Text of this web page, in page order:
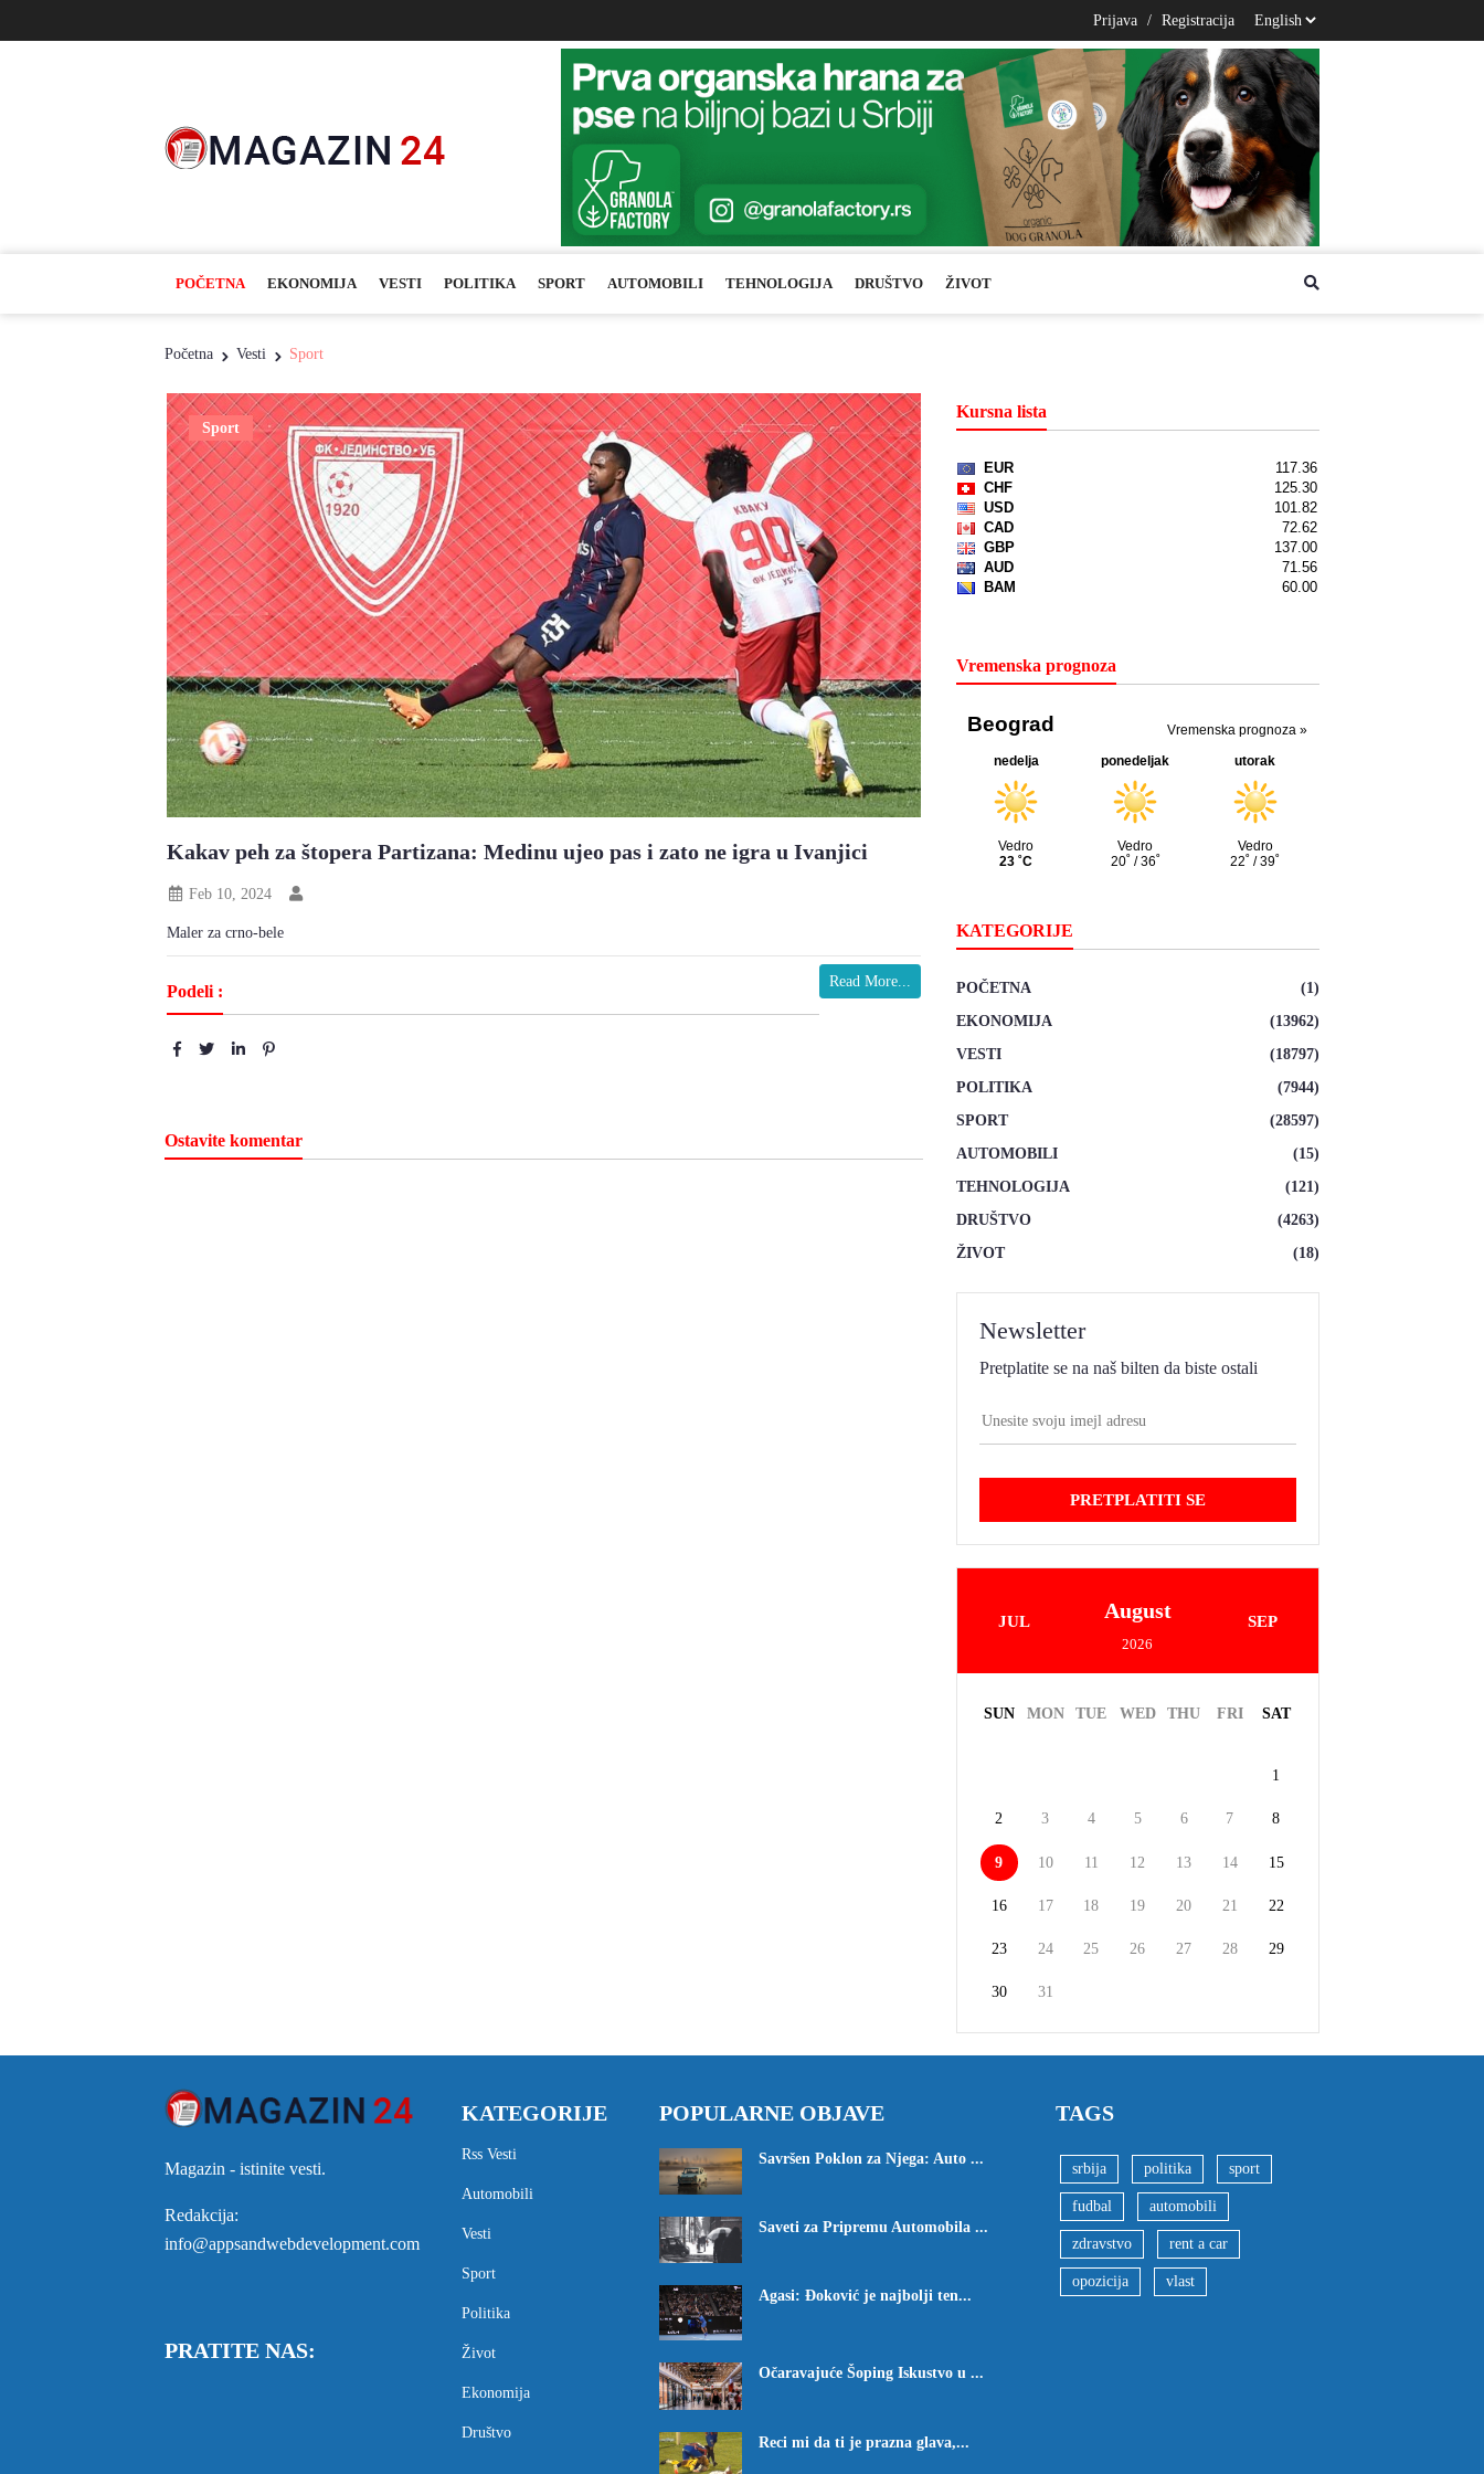
Prijava / Registracija
POČETNA EKONOMIJA VESTI POLITIKA SPORT AUTOMOBILI TEHNOLOGIJA DRUŠTVO ŽIVOT
Početna Vesti Sport
Sport
Kakav peh za štopera Partizana: Medinu ujeo pas i zato ne igra u Ivanjici
Feb 10, 2024
Maler za crno-bele
Read More...
Podeli :
Ostavite komentar
Kursna lista
Vremenska prognoza
KATEGORIJE
POČETNA
(1)
EKONOMIJA
(13962)
VESTI
(18797)
POLITIKA
(7944)
SPORT
(28597)
AUTOMOBILI
(15)
TEHNOLOGIJA
(121)
DRUŠTVO
(4263)
ŽIVOT
(18)
Newsletter
Pretplatite se na naš bilten da biste ostali
PRETPLATITI SE
JUL August
2026
SEP
SUN MON TUE WED THU FRI SAT
1
2 3 4 5 6 7 8
9 10 11 12 13 14 15
16 17 18 19 20 21 22
23 24 25 26 27 28 29
30 31
Magazin - istinite vesti.
Redakcija:
info@appsandwebdevelopment.com
PRATITE NAS:
KATEGORIJE
Rss Vesti
Automobili
Vesti
Sport
Politika
Život
Ekonomija
Društvo
POPULARNE OBJAVE
Savršen Poklon za Njega: Auto ...
Saveti za Pripremu Automobila ...
Agasi: Đoković je najbolji ten...
Očaravajuće Šoping Iskustvo u ...
Reci mi da ti je prazna glava,...
TAGS
srbija politika sport
fudbal automobili
zdravstvo rent a car
opozicija vlast